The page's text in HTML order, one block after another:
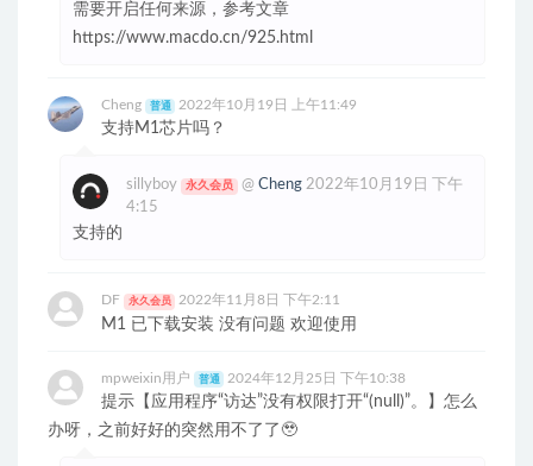
需要开启任何来源，参考文章
https://www.macdo.cn/925.html
Cheng 普通 2022年10月19日 上午11:49
支持M1芯片吗？
sillyboy 永久会员 @ Cheng 2022年10月19日 下午
4:15
支持的
DF 永久会员 2022年11月8日 下午2:11
M1 已下载安装 没有问题 欢迎使用
mpweixin用户 普通 2024年12月25日 下午10:38
提示【应用程序“访达”没有权限打开“(null)”。】怎么
办呀，之前好好的突然用不了了🥹